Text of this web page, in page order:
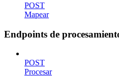
POST
Mapear
Endpoints de
POST
Procesar